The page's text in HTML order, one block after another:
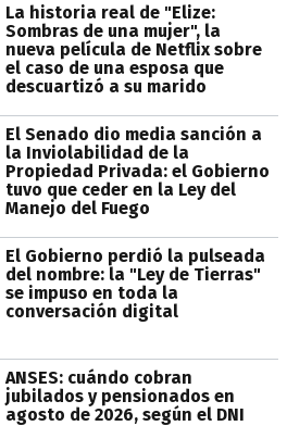
La historia real de "Elize:
Sombras de una mujer", la
nueva película de Netflix sobre
el caso de una esposa que
descuartizó a su marido
El Senado dio media sanción a
la Inviolabilidad de la
Propiedad Privada: el Gobierno
tuvo que ceder en la Ley del
Manejo del Fuego
El Gobierno perdió la pulseada
del nombre: la "Ley de Tierras"
se impuso en toda la
conversación digital
ANSES: cuándo cobran
jubilados y pensionados en
agosto de 2026, según el DNI